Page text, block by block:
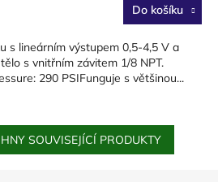
Do košíku
s lineárním výstupem 0,5-4,5 V a
s vnitřním závitem 1/8 NPT.
290 PSIFunguje s většinou...
SOUVISEJÍCÍ PRODUKTY